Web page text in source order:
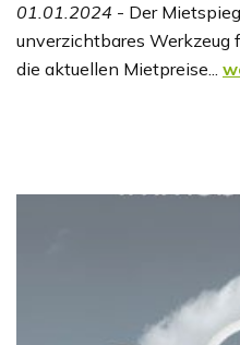
01.01.2024 - Der
unverzichtbares Werkzeug
die aktuellen Mietpreise...